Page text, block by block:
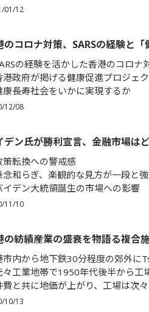
01/12
のコロナ対策、SARSの経験と
の経験を活かした香港のコロナ
港政府が掲げる健康促進プロジェ
康長寿社会をいかに実現するか
12/08
デン氏が勝利宣言、金融市場は
策転換への警戒感
念和らぎ、楽観的な見方が一段と
イデン大統領誕生の市場への影響
11/10
の紡績産業の盛衰を物語る複合
市内から地下鉄30分程度の郊外に
々工業地帯で1950年代後半から工
費と共に地価が上がり、工場は次
10/13